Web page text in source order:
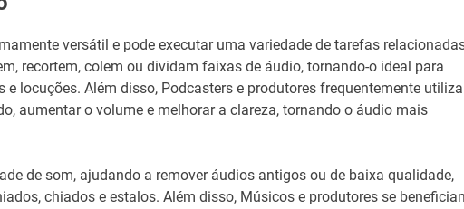
versátil e pode executar uma variedade de tarefas
recortem, colem ou dividam faixas de áudio, tornando-o ideal para
locuções. Além disso, Podcasters e produtores frequentemente
aumentar o volume e melhorar a clareza, tornando o áudio mais
de som, ajudando a remover áudios antigos ou de baixa qualidade,
chiados e estalos. Além disso, Músicos e produtores se